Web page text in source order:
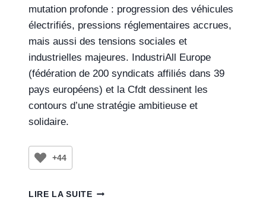
mutation profonde : progression des véhicules
électrifiés, pressions réglementaires accrues,
mais aussi des tensions sociales et
industrielles majeures. IndustriAll Europe
(fédération de 200 syndicats affiliés dans 39
pays européens) et la Cfdt dessinent les
contours d’une stratégie ambitieuse et
solidaire.
+44
LIRE LA SUITE